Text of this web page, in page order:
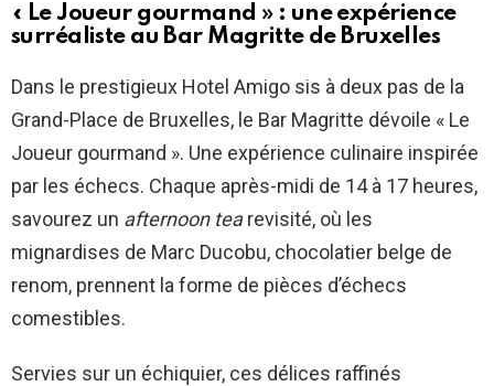
« Le Joueur gourmand » : une expérience
surréaliste au Bar Magritte de Bruxelles
Dans le prestigieux Hotel Amigo sis à deux pas de la
Grand-Place de Bruxelles, le Bar Magritte dévoile « Le
Joueur gourmand ». Une expérience culinaire inspirée
par les échecs. Chaque après-midi de 14 à 17 heures,
savourez un afternoon tearevisité, où les
mignardises de Marc Ducobu, chocolatier belge de
renom, prennent la forme de pièces d’échecs
comestibles.
Servies sur un échiquier, ces délices raffinés